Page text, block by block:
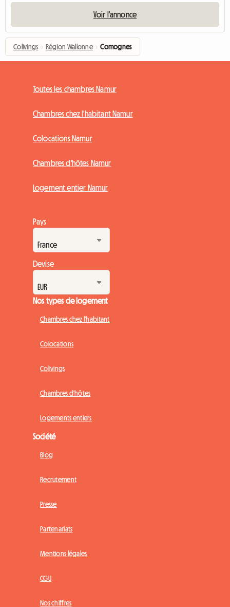
Voir l'annonce
Colivings › Région Wallonne › Comognes
Toutes les chambres Namur
Chambres chez l'habitant Namur
Colocations Namur
Chambres d'hôtes Namur
Logement entier Namur
Pays
Devise
Nos types de logement
Chambres chez l'habitant
Colocations
Colivings
Chambres d'hôtes
Logements entiers
Société
Blog
Recrutement
Presse
Partenariats
Mentions légales
CGU
Nos chiffres